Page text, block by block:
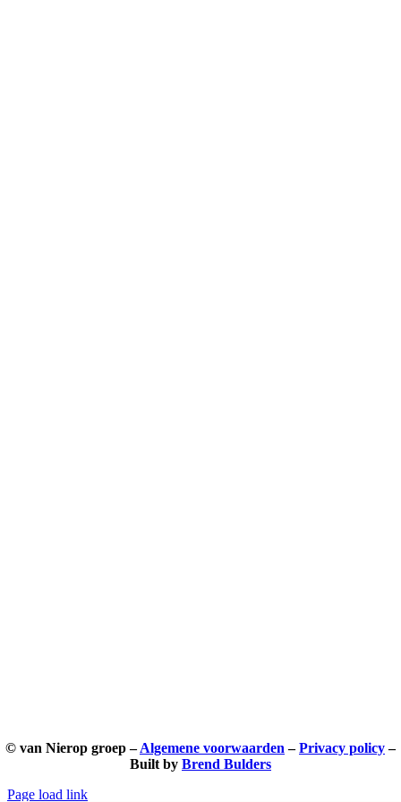
© van Nierop groep –Algemene voorwaarden –Privacy policy–
Built by Brend Bulders
Page load link